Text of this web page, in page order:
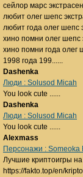
сейлор марс
любит олег шепс
любит года олег шепс
хино помни олег шепс
хино помни года олег
1998 года 199......
Dashenka
Люди : Solusod Micah
You look cute ......
Dashenka
Люди : Solusod Micah
You look cute ......
Alexmass
Персонажи : Someoka
Лучшие криптоигры на
https://fakto.top/en/